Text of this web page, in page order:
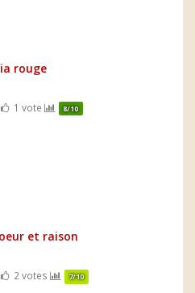
rouge
1 vote 8/10
et raison
2 votes 7/10